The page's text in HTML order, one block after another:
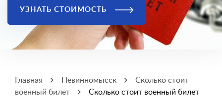
УЗНАТЬ СТОИМОСТЬ
Главная Невинномысск
Сколько стоит
военный билет
Сколько стоит военный билет